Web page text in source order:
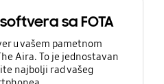
sa FOTA
u vašem pametnom
Aira. To je jednostavan
najbolji rad vašeg